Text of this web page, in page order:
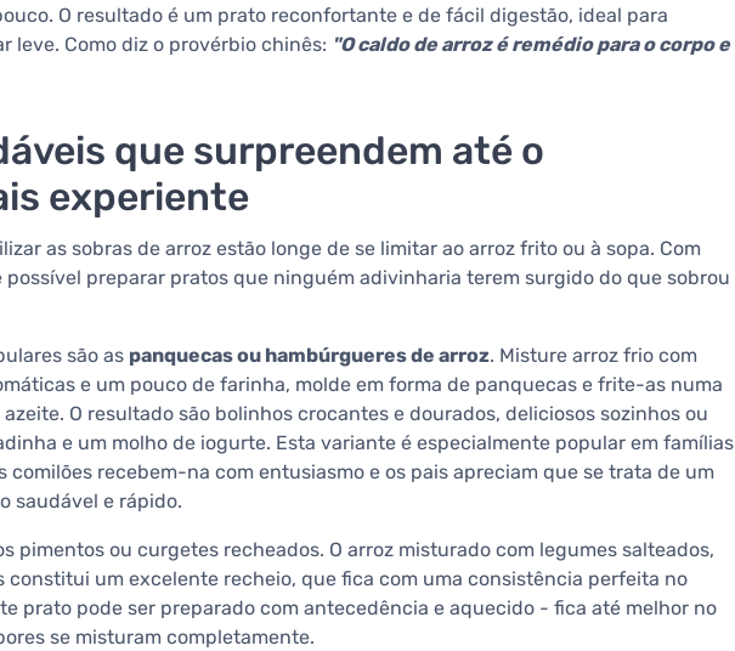
O resultado é um prato reconfortante e de fácil digestão, ideal para
leve. Como diz o provérbio chinês: "O caldo de arroz é remédio para o corpo e
que surpreendem até o
experiente
as sobras de arroz estão longe de se limitar ao arroz frito ou à sopa. Com
preparar pratos que ninguém adivinharia terem surgido do que sobrou
são as panquecas ou hambúrgueres de arroz. Misture arroz frio com
e um pouco de farinha, molde em forma de panquecas e frite-as numa
O resultado são bolinhos crocantes e dourados, deliciosos sozinhos ou
e um molho de iogurte. Esta variante é especialmente popular em famílias
comilões recebem-na com entusiasmo e os pais apreciam que se trata de um
saudável e rápido.
pimentos ou curgetes recheados. O arroz misturado com legumes salteados,
constitui um excelente recheio, que fica com uma consistência perfeita no
prato pode ser preparado com antecedência e aquecido - fica até melhor no
se misturam completamente.